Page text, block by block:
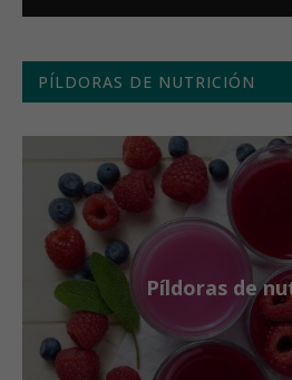
PÍLDORAS DE NUTRICIÓN
Píldoras de